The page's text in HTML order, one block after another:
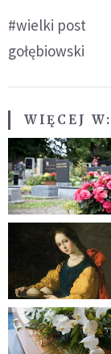
#wielki post
gołębiowski
WIĘCEJ W: